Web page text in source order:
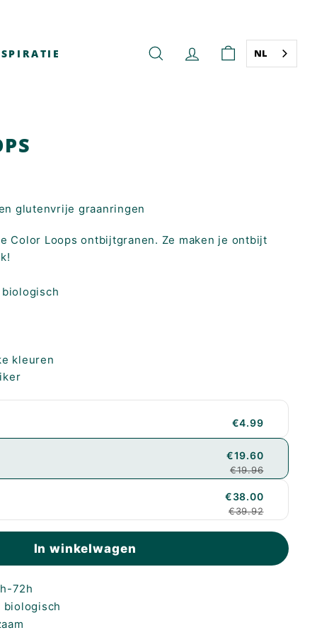
ZOEK OPACCOUNTNL
glutenvrije graanringen
Color Loops ontbijtgranen. Ze maken je ontbijt
kleuren
€4.99
€19.60
€19.96
€38.00
€39.92
In winkelwagen
72h
biologisch